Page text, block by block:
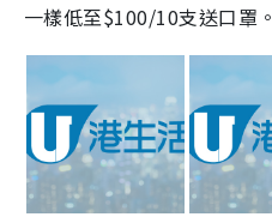
一樣低至$100/10支送口罩。